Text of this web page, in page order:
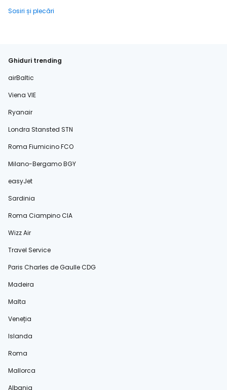
Sosiri și plecări
Ghiduri trending
airBaltic
Viena VIE
Ryanair
Londra Stansted STN
Roma Fiumicino FCO
Milano-Bergamo BGY
easyJet
Sardinia
Roma Ciampino CIA
Wizz Air
Travel Service
Paris Charles de Gaulle CDG
Madeira
Malta
Veneția
Islanda
Roma
Mallorca
Albania